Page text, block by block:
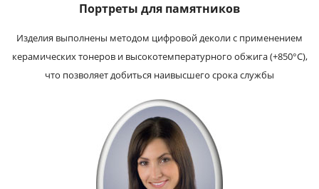
Портреты для памятников
Изделия выполнены методом цифровой деколи с применением
керамических тонеров и высокотемпературного обжига (+850°С),
что позволяет добиться наивысшего срока службы